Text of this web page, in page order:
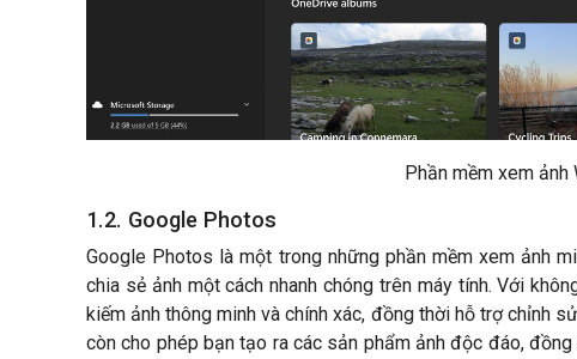
Phần mềm xem
1.2. Google Photos
Google Photos là một trong những phần mềm xem ảnh
chia sẻ ảnh một cách nhanh chóng trên máy tính. Với
kiếm ảnh thông minh và chính xác, đồng thời hỗ trợ chỉnh
còn cho phép bạn tạo ra các sản phẩm ảnh độc đáo,